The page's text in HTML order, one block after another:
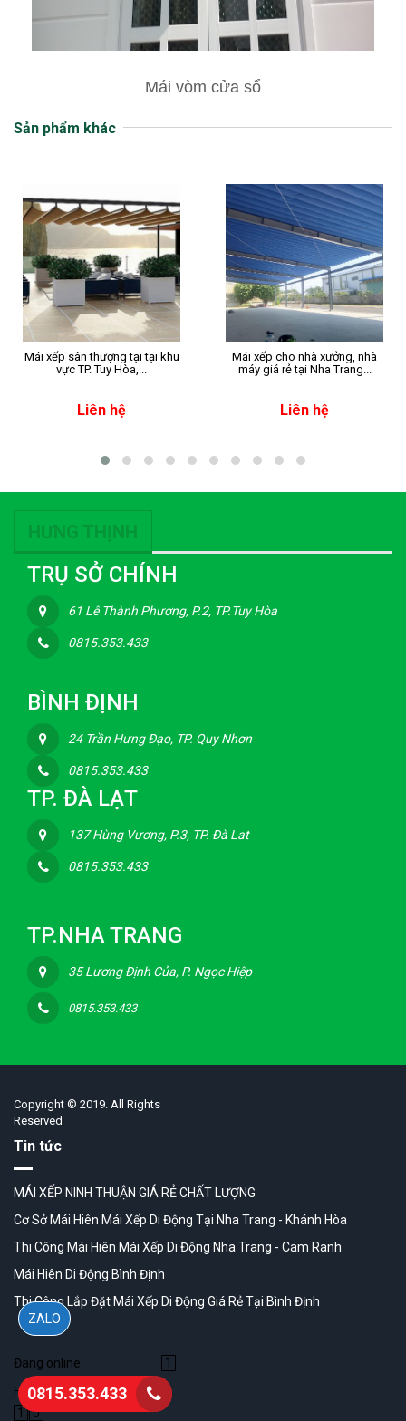
Mái vòm cửa sổ
Sản phẩm khác
Mái xếp sân thượng tại tại khu
vực TP. Tuy Hòa,...
Liên hệ
Mái xếp cho nhà xưởng, nhà
máy giá rẻ tại Nha Trang...
Liên hệ
HƯNG THỊNH
TRỤ SỞ CHÍNH
61 Lê Thành Phương, P.2, TP.Tuy Hòa
0815.353.433
BÌNH ĐỊNH
24 Trần Hưng Đạo, TP. Quy Nhơn
0815.353.433
TP. ĐÀ LẠT
137 Hùng Vương, P.3, TP. Đà Lat
0815.353.433
TP.NHA TRANG
35 Lương Định Của, P. Ngọc Hiệp
0815.353.433
Copyright © 2019. All Rights
Reserved
Tin tức
MÁI XẾP NINH THUẬN GIÁ RẺ CHẤT LƯỢNG
Cơ Sở Mái Hiên Mái Xếp Di Động Tại Nha Trang - Khánh Hòa
Thi Công Mái Hiên Mái Xếp Di Động Nha Trang - Cam Ranh
Mái Hiên Di Động Bình Định
Thi Công Lắp Đặt Mái Xếp Di Động Giá Rẻ Tại Bình Định
Đang online 1
Hôm qua
1 0
ZALO
0815.353.433